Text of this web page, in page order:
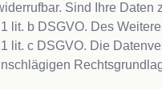
Sind Ihre
lit. b DSGVO. Des
lit. c DSGVO. Die